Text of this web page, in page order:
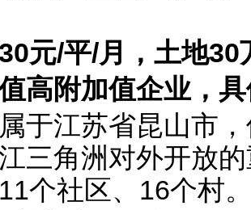
元/平/月，土地30
高附加值企业，
于江苏省昆山市
三角洲对外开放
个社区、16个村